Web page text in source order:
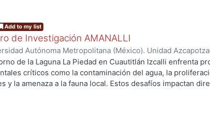
Add to my list
de Investigación AMANALLI
Autónoma Metropolitana (México). Unidad
de Información.,2024)Aguilar Cruz, Liliana;
Daniel
de la Laguna La Piedad en Cuautitlán Izcalli enfrenta
críticos como la contaminación del agua, la
y la amenaza a la fauna local. Estos desafíos impactan